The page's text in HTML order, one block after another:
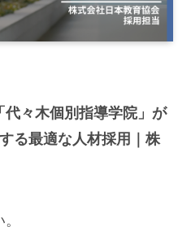
々木個別指導学院」が
る最適な人材採用｜株